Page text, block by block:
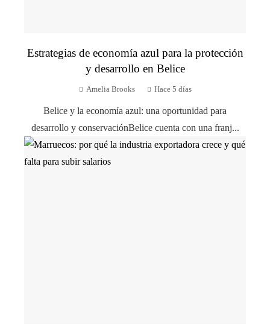
Estrategias de economía azul para la protección
y desarrollo en Belice
Amelia Brooks Hace 5 días
Belice y la economía azul: una oportunidad para
desarrollo y conservaciónBelice cuenta con una franj...